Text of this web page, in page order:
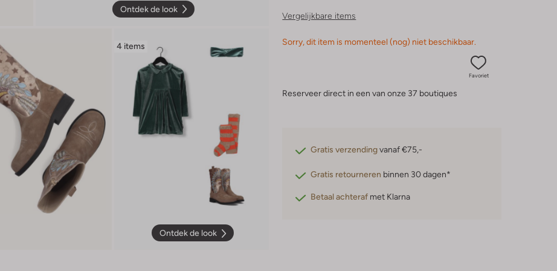
Ontdek de look
4 items
Ontdek de look
Vergelijkbare items
Sorry, dit item is momenteel (nog) niet beschikbaar.
Favoriet
Reserveer direct in een van onze 37 boutiques
Gratis verzendingvanaf €75,-
Gratis retourneren binnen 30 dagen*
Betaal achteraf met Klarna